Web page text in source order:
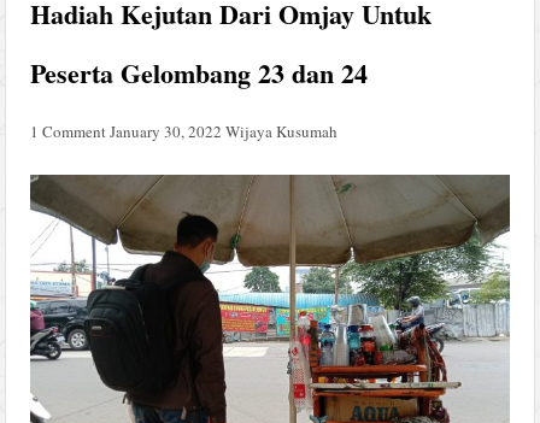
Hadiah Kejutan Dari Omjay Untuk
Peserta Gelombang 23 dan 24
1 CommentJanuary 30, 2022 Wijaya Kusumah